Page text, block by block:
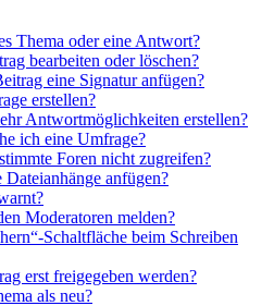
Thema oder eine Antwort?
bearbeiten oder löschen?
eine Signatur anfügen?
erstellen?
Antwortmöglichkeiten erstellen?
ich eine Umfrage?
Foren nicht zugreifen?
anfügen?
Moderatoren melden?
Schaltfläche beim Schreiben
erst freigegeben werden?
als neu?